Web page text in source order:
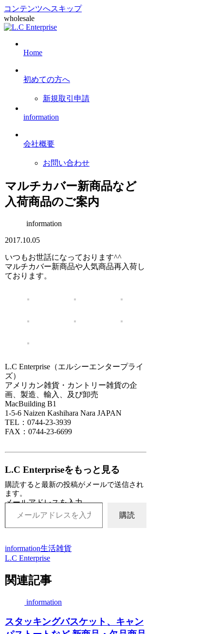
コンテンツへスキップ
wholesale
Home
初めての方へ
新規取引申請
information
会社概要
お問い合わせ
マルチカバー新商品など
入荷商品のご案内
information
2017.10.05
いつもお世話になっております^^
マルチカバー新商品や人気商品再入荷し
ております。
L.C Enterprise（エルシーエンタープライ
ズ）
アメリカン雑貨・カントリー雑貨の企
画、製造、輸入、及び卸売
MacBuilding B1
1-5-6 Naizen Kashihara Nara JAPAN
TEL：0744-23-3939
FAX：0744-23-6699
L.C Enterpriseをもっと見る
購読すると最新の投稿がメールで送信され
ます。
メールアドレスを入力...
購読
information生活雑貨
L.C Enterprise
関連記事
information
スタッキングバスケット、キャン